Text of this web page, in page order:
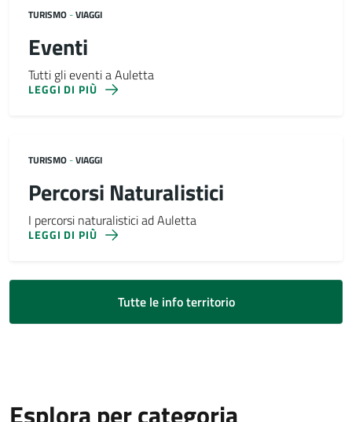
TURISMO -VIAGGI
Eventi
Tutti gli eventi a Auletta
LEGGI DI PIÙ
TURISMO -VIAGGI
Percorsi Naturalistici
I percorsi naturalistici ad Auletta
LEGGI DI PIÙ
Tutte le info territorio